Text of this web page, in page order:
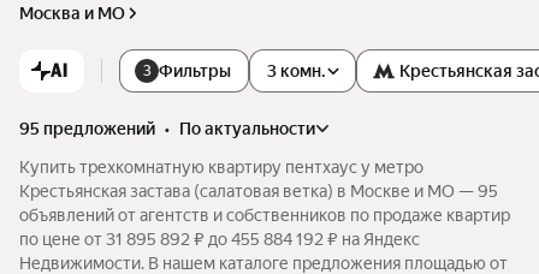
Москва и МО
AI 3 Фильтры 3 комн. Крестьянская
95 предложений •
по актуальности
Купить трехкомнатную квартиру пентхаус у метро
Крестьянская застава (салатовая ветка) в Москве и МО — 95
объявлений от агентств и собственников по продаже квартир
по цене от 31 895 892 ₽ до 455 884 192 ₽ на Яндекс
Недвижимости. В нашем каталоге предложения площадью от